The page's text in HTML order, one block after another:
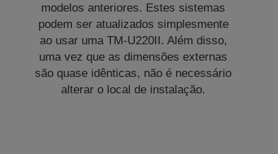
modelos anteriores. Estes sistemas
podem ser atualizados simplesmente
ao usar uma TM-U220II. Além disso,
uma vez que as dimensões externas
são quase idênticas, não é necessário
alterar o local de instalação.